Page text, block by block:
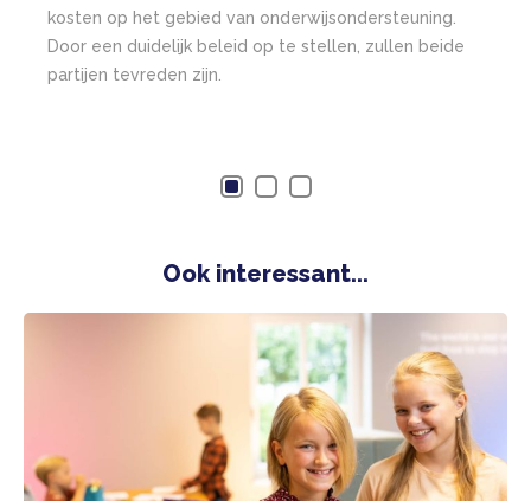
kosten op het gebied van onderwijsondersteuning.
Door een duidelijk beleid op te stellen, zullen beide
partijen tevreden zijn.
Ook interessant...